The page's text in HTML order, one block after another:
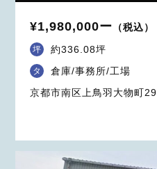
¥1,980,000ー （税込）
坪 約336.08坪
タ
倉庫/事務所/工場
京都市南区上鳥羽大物町29